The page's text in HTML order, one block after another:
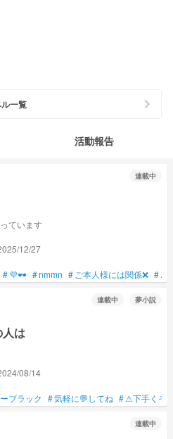
一覧 chevron_right
活動報告
連載中
ています
12/27
#💜🕶️ #nmmn # ご本人様には関係❌ #⚠
連載中 夢小説
は
08/14
ブラック #気軽に💬してね #⚠下手くそ
連載中